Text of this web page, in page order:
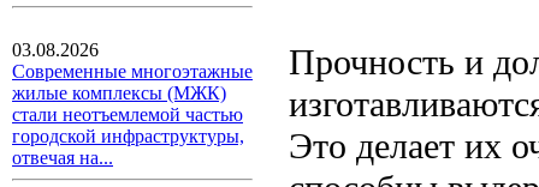
03.08.2026
Современные многоэтажные
жилые комплексы (МЖК)
стали неотъемлемой частью
городской инфраструктуры,
отвечая на...
Прочность и
Это делает их